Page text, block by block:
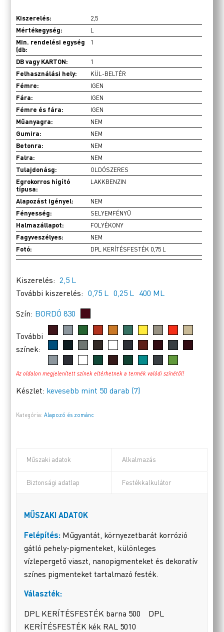
Kiszerelés: 2,5
Mértékegység: L
Min. rendelési egység
(db:
1
DB vagy KARTON: 1
Felhasználási hely: KÜL-BELTÉR
Fémre: IGEN
Fára: IGEN
Fémre és fára: IGEN
Műanyagra: NEM
Gumira: NEM
Betonra: NEM
Falra: NEM
Tulajdonásg: OLDÓSZERES
Egrokorros hígító
típusa:
LAKKBENZIN
Alapozást igényel: NEM
Fényesség: SELYEMFÉNYŰ
Halmazállapot: FOLYÉKONY
Fagyveszélyes: NEM
Fotó: DPL KERÍTÉSFESTÉK 0,75 L
Kiszerelés: 2,5 L
További kiszerelés: 0,75 L 0,25 L 400 ML
Szín: BORDÓ 830
További
színek:
Az oldalon megjelenített színek eltérhetnek a termék valódi színétől!
Készlet: kevesebb mint 50 darab (7)
Kategória:Alapozó és zománc
Műszaki adatok Alkalmazás
Biztonsági adatlap Festékkalkulátor
MŰSZAKI ADATOK
Felépítés: Műgyantát, környezetbarát korrózió
gátló pehely-pigmenteket, különleges
vízlepergető viaszt, nanopigmenteket és dekoratív
színes pigmenteket tartalmazó festék.
Választék:
DPL KERÍTÉSFESTÉK barna 500 DPL
KERÍTÉSFESTÉK kék RAL 5010